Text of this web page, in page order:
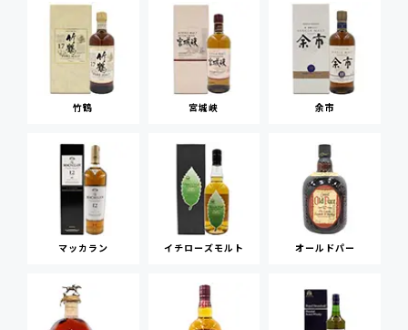
竹鶴 宮城峡 余市
マッカラン イチローズモルト オールドパー